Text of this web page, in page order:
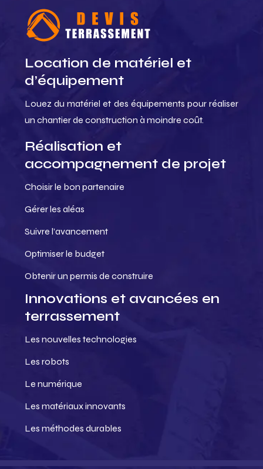
Location de matériel et
d’équipement
Louez du matériel et des équipements pour réaliser
un chantier de construction à moindre coût.
Réalisation et
accompagnement de projet
Choisir le bon partenaire
Gérer les aléas
Suivre l’avancement
Optimiser le budget
Obtenir un permis de construire
Innovations et avancées en
terrassement
Les nouvelles technologies
Les robots
Le numérique
Les matériaux innovants
Les méthodes durables